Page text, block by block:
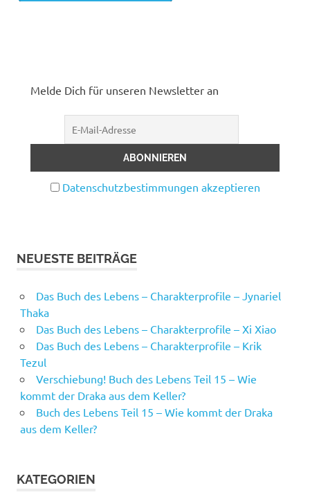
Melde Dich für unseren Newsletter an
Datenschutzbestimmungen akzeptieren
NEUESTE BEITRÄGE
Das Buch des Lebens – Charakterprofile – Jynariel
Thaka
Das Buch des Lebens – Charakterprofile – Xi Xiao
Das Buch des Lebens – Charakterprofile – Krik
Tezul
Verschiebung! Buch des Lebens Teil 15 – Wie
kommt der Draka aus dem Keller?
Buch des Lebens Teil 15 – Wie kommt der Draka
aus dem Keller?
KATEGORIEN